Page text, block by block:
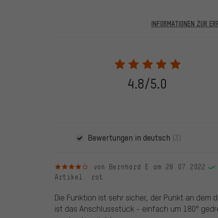
INFORMATIONEN ZUR
28.05.2022 werden nur Bewertungen veröffentlicht,
eine Bestellnummer angegeben wird. Wir schalten
frei. Alle verifizierten Bewertungen sind mit einem
dem 28.05.2022 und ab dem 28.05.2022. Vor dem
die bewertete Ware nicht bei uns gekauft haben.
veröffentlichen alle ordnungsgemäß abgegebenen
4.8/5.0
Bewertungen in deutsch (3)
4 von 5 Sternenvon Bernhard E. am 28.07.2022
Artikel : rot
Die Funktion ist sehr sicher, der Punkt an
ist das Anschlussstück - einfach um 180°